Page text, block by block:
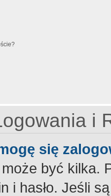
i
się
być kilka.
i hasło. Jeśli